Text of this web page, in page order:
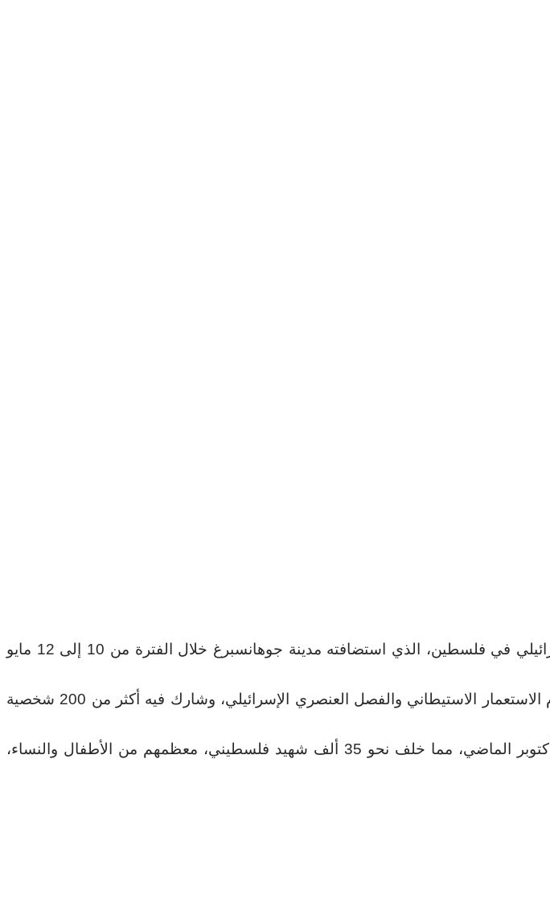
اختتمت في جنوب إفريقيا، فعاليات المؤتمر العالمي لمناهضة الفصل العنصري الإسرائيلي في فلسطين، الذي استضافته مدينة جوهانسبرغ خلال الفترة من 10 إلى 12 مايو
ويعد هذا المؤتمر الأول دوليا الذي يدعو إلى إطلاق حركة عالمية من أجل تفكيك نظام الاستعمار الاستيطاني والفصل العنصري الإسرائيلي، وشارك فيه أكثر من 200 شخصية
ويأتي المؤتمر في ظل استمرار العدوان الإسرائيلي على قطاع غزة منذ السابع من أكتوبر الماضي، مما خلف نحو 35 ألف شهيد فلسطيني، معظمهم من الأطفال والنساء،